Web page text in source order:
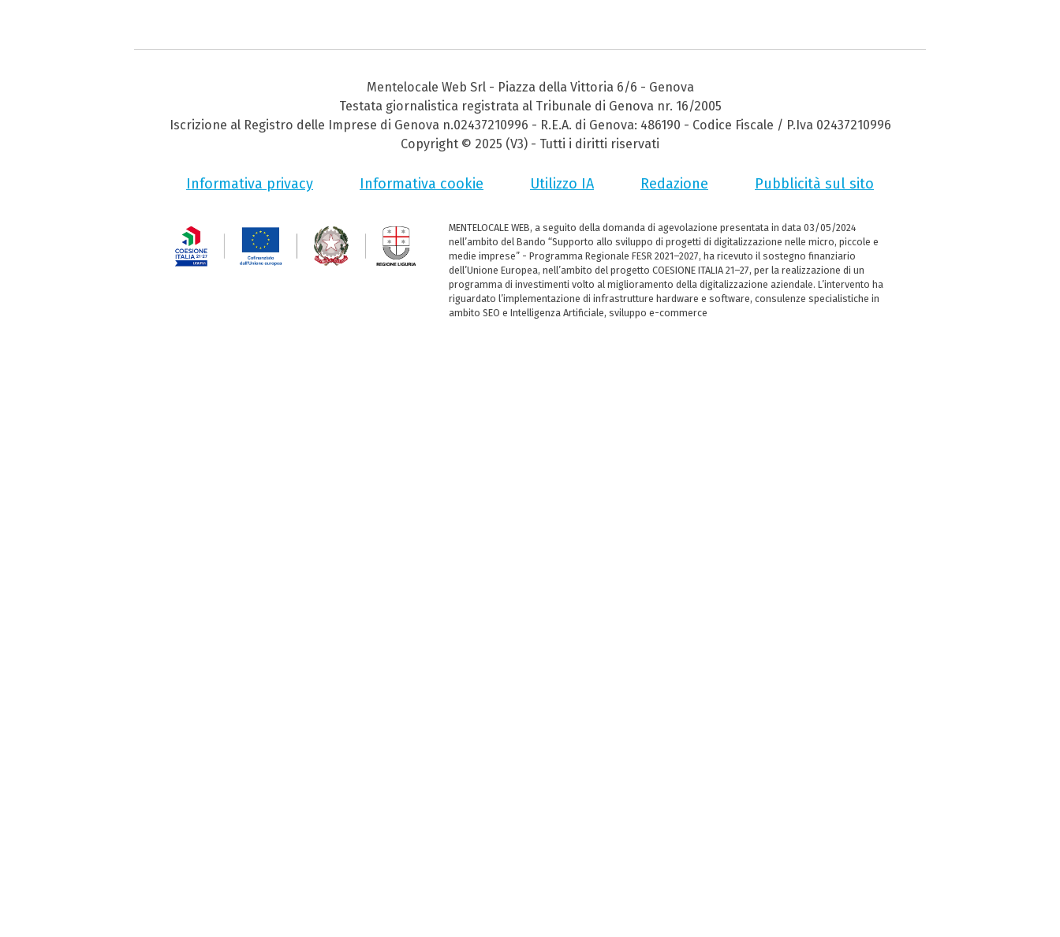
Mentelocale Web Srl - Piazza della Vittoria 6/6 - Genova
Testata giornalistica registrata al Tribunale di Genova nr. 16/2005
Iscrizione al Registro delle Imprese di Genova n.02437210996 - R.E.A. di Genova: 486190 - Codice Fiscale / P.Iva 02437210996
Copyright © 2025 (V3) - Tutti i diritti riservati
Informativa privacy Informativa cookie Utilizzo IA Redazione Pubblicità sul sito
MENTELOCALE WEB, a seguito della domanda di agevolazione presentata in data 03/05/2024
nell’ambito del Bando “Supporto allo sviluppo di progetti di digitalizzazione nelle micro, piccole e
medie imprese” - Programma Regionale FESR 2021–2027, ha ricevuto il sostegno finanziario
dell’Unione Europea, nell’ambito del progetto COESIONE ITALIA 21–27, per la realizzazione di un
programma di investimenti volto al miglioramento della digitalizzazione aziendale. L’intervento ha
riguardato l’implementazione di infrastrutture hardware e software, consulenze specialistiche in
ambito SEO e Intelligenza Artificiale, sviluppo e-commerce